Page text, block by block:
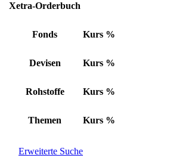
Xetra-Orderbuch
Fonds Kurs %
Devisen Kurs %
Rohstoffe Kurs %
Themen Kurs %
Erweiterte Suche